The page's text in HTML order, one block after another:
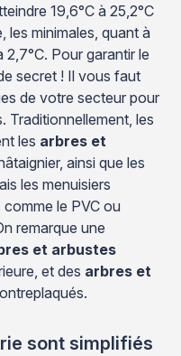
19,6°C à 25,2°C
les minimales, quant à
Pour garantir le
secret ! Il vous faut
de votre secteur pour
Traditionnellement, les
les arbres et
ainsi que les
les menuisiers
le PVC ou
remarque une
et arbustes
et des arbres et
sont simplifiés